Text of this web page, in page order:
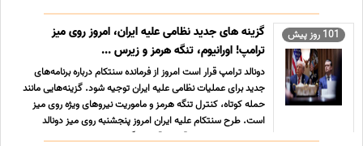
101 روز پیش
گزینه های جدید نظامی علیه ایران، امروز روی میز
ترامپ! اورانیوم، تنگه هرمز و زیرس ...
دونالد ترامپ قرار است امروز از فرمانده سنتکام درباره برنامه‌های
جدید برای عملیات نظامی علیه ایران توجیه شود. گزینه‌هایی مانند
حمله کوتاه، کنترل تنگه هرمز و ماموریت نیروهای ویژه روی میز
است. طرح سنتکام علیه ایران امروز پنجشنبه روی میز دونالد
ترامپ، رئیس جمهور آمریکا قرار می‌گیرد. ...